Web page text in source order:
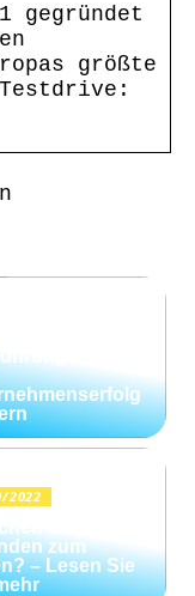
gegründet
größte
Testdrive:
2022
Sie
zum
– Lesen Sie